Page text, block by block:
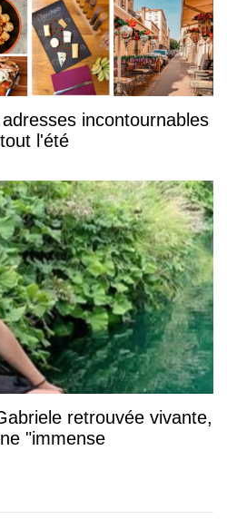
incontournables
l'été
retrouvée vivante,
"immense